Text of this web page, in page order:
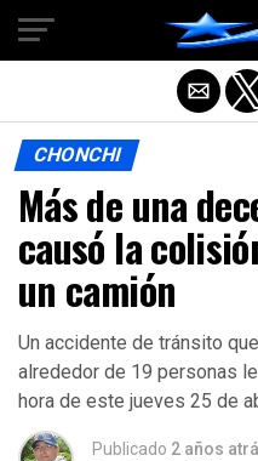
CHONCHI
Más de una
causó la
un camión
Un accidente de tránsito
alrededor de 19 personas
hora de este jueves 25 de
Publicado 2 años
Salir de la